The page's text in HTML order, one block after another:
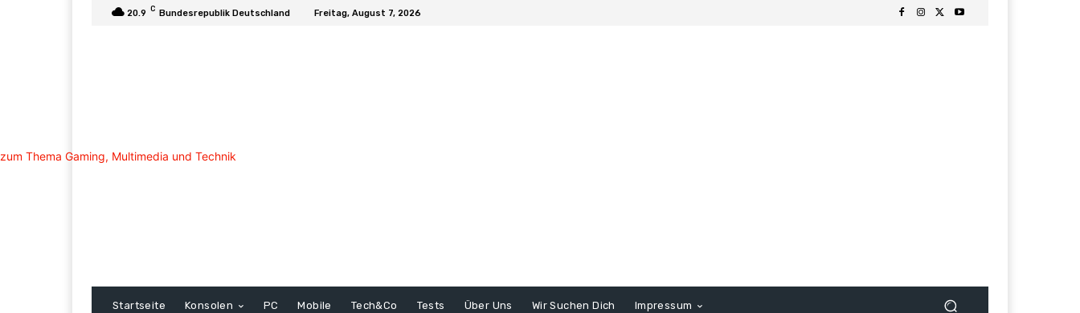
20.9 C Bundesrepublik Deutschland Freitag, August 7, 2026
Startseite Konsolen PC Mobile Tech&Co Tests Über Uns Wir Suchen Dich Impressum